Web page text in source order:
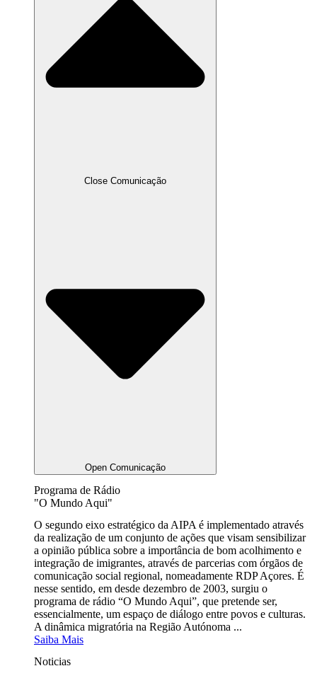
Close Comunicação
Open Comunicação
Programa de Rádio
"O Mundo Aqui"
O segundo eixo estratégico da AIPA é implementado através
da realização de um conjunto de ações que visam sensibilizar
a opinião pública sobre a importância de bom acolhimento e
integração de imigrantes, através de parcerias com órgãos de
comunicação social regional, nomeadamente RDP Açores. É
nesse sentido, em desde dezembro de 2003, surgiu o
programa de rádio “O Mundo Aqui”, que pretende ser,
essencialmente, um espaço de diálogo entre povos e culturas.
A dinâmica migratória na Região Autónoma ...
Saiba Mais
Noticias